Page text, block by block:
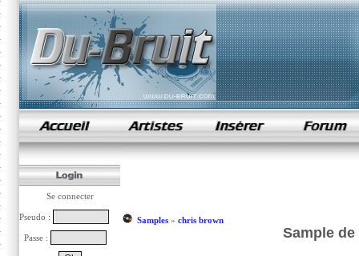
samples de rap
Se connecter
Pseudo :
Passe :
Samples» chris brown
Sample